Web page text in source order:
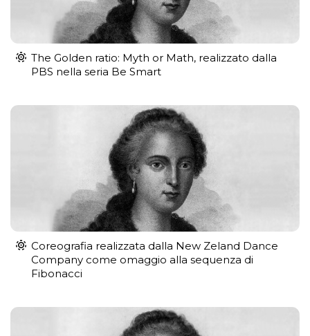
The Golden ratio: Myth or Math, realizzato dalla
PBS nella seria Be Smart
Coreografia realizzata dalla New Zeland Dance
Company come omaggio alla sequenza di
Fibonacci